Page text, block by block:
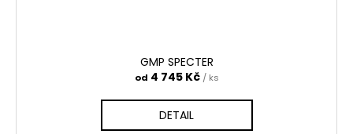
GMP SPECTER
od 4 745 Kč / ks
DETAIL